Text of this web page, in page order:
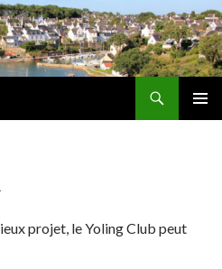
projet, le Yoling Club peut